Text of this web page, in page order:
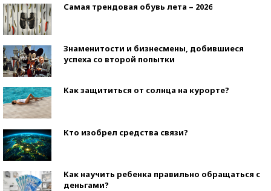
Самая трендовая обувь лета – 2026
Знаменитости и бизнесмены, добившиеся
успеха со второй попытки
Как защититься от солнца на курорте?
Кто изобрел средства связи?
Как научить ребенка правильно обращаться с
деньгами?